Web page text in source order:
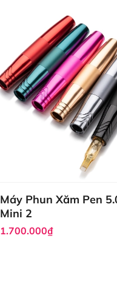
Máy Phun Xăm Pen
Mini 2
1.700.000₫